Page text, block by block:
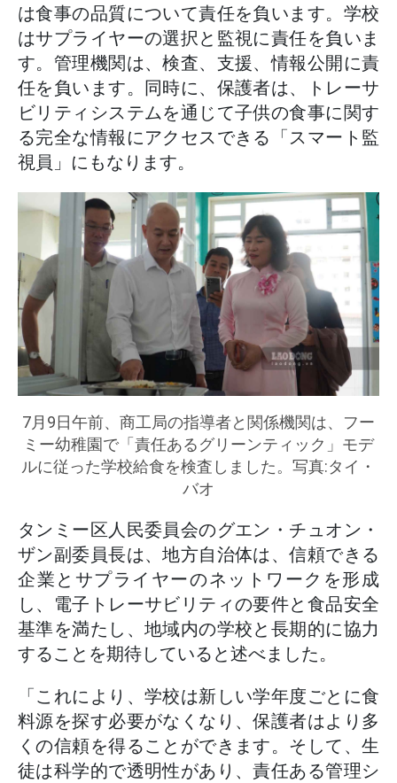
は食事の品質について責任を負います。学校
はサプライヤーの選択と監視に責任を負いま
す。管理機関は、検査、支援、情報公開に責
任を負います。同時に、保護者は、トレーサ
ビリティシステムを通じて子供の食事に関す
る完全な情報にアクセスできる「スマート監
視員」にもなります。
7月9日午前、商工局の指導者と関係機関は、フー
ミー幼稚園で「責任あるグリーンティック」モデ
ルに従った学校給食を検査しました。写真:タイ・
バオ
タンミー区人民委員会のグエン・チュオン・
ザン副委員長は、地方自治体は、信頼できる
企業とサプライヤーのネットワークを形成
し、電子トレーサビリティの要件と食品安全
基準を満たし、地域内の学校と長期的に協力
することを期待していると述べました。
「これにより、学校は新しい学年度ごとに食
料源を探す必要がなくなり、保護者はより多
くの信頼を得ることができます。そして、生
徒は科学的で透明性があり、責任ある管理シ